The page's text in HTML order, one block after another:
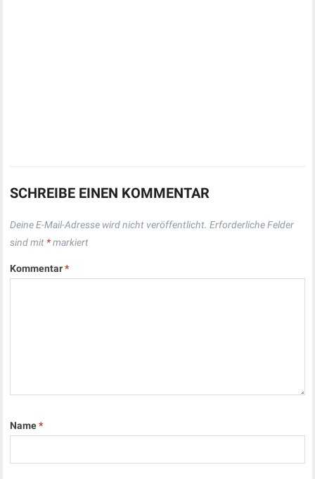
SCHREIBE EINEN KOMMENTAR
Deine E-Mail-Adresse wird nicht veröffentlicht. Erforderliche Felder
sind mit *markiert
Kommentar*
Name*